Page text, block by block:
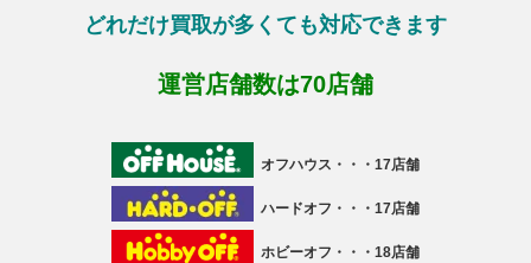
どれだけ買取が多くても対応できます
運営店舗数は70店舗
オフハウス・・・17店舗
ハードオフ・・・17店舗
ホビーオフ・・・18店舗